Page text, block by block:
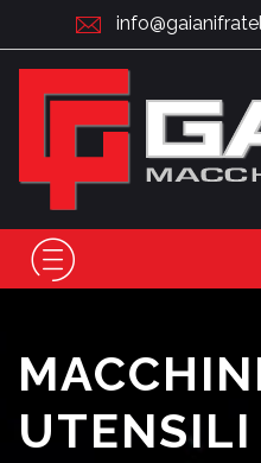
UTENSILI